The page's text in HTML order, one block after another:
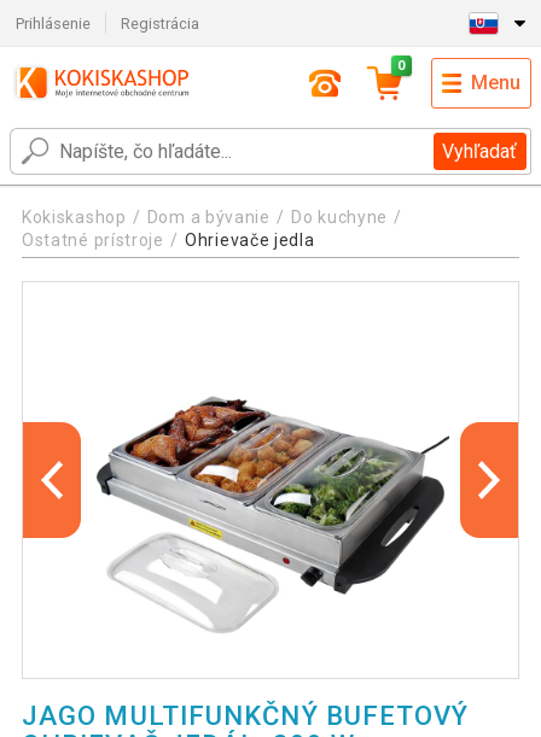
Prihlásenie Registrácia
Vyhľadať
0
Menu
Kokiskashop Dom a bývanie
Do kuchyne
Ostatné prístroje
Ohrievače jedla
JAGO MULTIFUNKČNÝ BUFETOVÝ